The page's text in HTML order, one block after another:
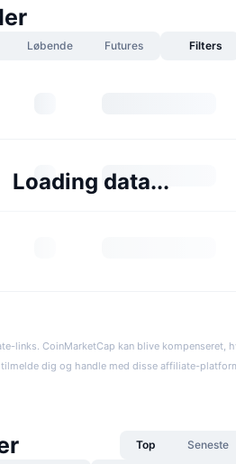
Løbende Futures Filters
Loading data...
links. CoinMarketCap kan blive kompenseret,
dig og handle med disse affiliate-
Top Seneste